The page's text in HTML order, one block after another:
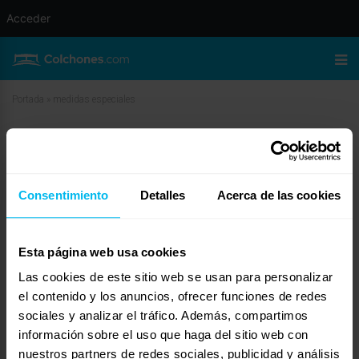
Consentimiento Detalles Acerca de las cookies
Esta página web usa cookies
Las cookies de este sitio web se usan para personalizar
el contenido y los anuncios, ofrecer funciones de redes
sociales y analizar el tráfico. Además, compartimos
información sobre el uso que haga del sitio web con
nuestros partners de redes sociales, publicidad y análisis
Dormity
Invitado
Buenos días,
Una de las marcas con la que trabajamos (SOMNIKA)nos da la opción de
fabricar colchones de hasta 210 cm de largo, de este modo no te
encontrarás con los pies apretados por las sabanas ni necesitarás dormir
Acceder